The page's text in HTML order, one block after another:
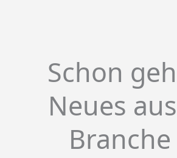
Schon
Neues
Branche